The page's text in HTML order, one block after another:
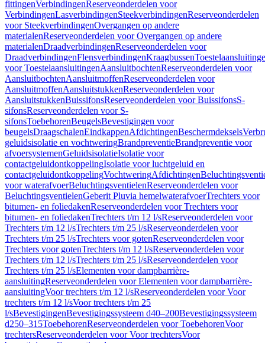
fittingenVerbindingenReserveonderdelen voor
VerbindingenLasverbindingenSteekverbindingenReserveonderdelen
voor SteekverbindingenOvergangen op andere
materialenReserveonderdelen voor Overgangen op andere
materialenDraadverbindingenReserveonderdelen voor
DraadverbindingenFlensverbindingenKraagbussen
voor ToestelaansluitingenAansluitbochtenReserveonderdelen voor
AansluitbochtenAansluitmoffenReserveonderdelen voor
AansluitmoffenAansluitstukkenReserveonderdelen voor
AansluitstukkenBuissifonsReserveonderdelen voor BuissifonsS-
sifonsReserveonderdelen voor S-
sifonsToebehorenBeugelsBevestigingen voor
beugelsDraagschalenEindkappenAfdichtingenBeschermdeksels
geluidsisolatie en vochtweringBrandpreventieBrandpreventie voor
afvoersystemenGeluidsisolatieIsolatie voor
contactgeluidontkoppelingIsolatie voor luchtgeluid en
contactgeluidontkoppelingVochtweringAfdichtingen
voor waterafvoerBeluchtingsventielenReserveonderdelen voor
BeluchtingsventielenGeberit Pluvia hemelwaterafvoerTrechters voor
bitumen- en foliedakenReserveonderdelen voor Trechters voor
bitumen- en foliedakenTrechters t/m 12 l/sReserveonderdelen voor
Trechters t/m 12 l/sTrechters t/m 25 l/sReserveonderdelen voor
Trechters t/m 25 l/sTrechters voor gotenReserveonderdelen voor
Trechters voor gotenTrechters t/m 12 l/sReserveonderdelen voor
Trechters t/m 12 l/sTrechters t/m 25 l/sReserveonderdelen voor
Trechters t/m 25 l/sElementen voor dampbarrière-
aansluitingReserveonderdelen voor Elementen voor dampbarrière-
aansluitingVoor trechters t/m 12 l/sReserveonderdelen voor Voor
trechters t/m 12 l/sVoor trechters t/m 25
l/sBevestigingenBevestigingssysteem d40–200Bevestigingssysteem
d250–315ToebehorenReserveonderdelen voor ToebehorenVoor
trechtersReserveonderdelen voor Voor trechtersVoor